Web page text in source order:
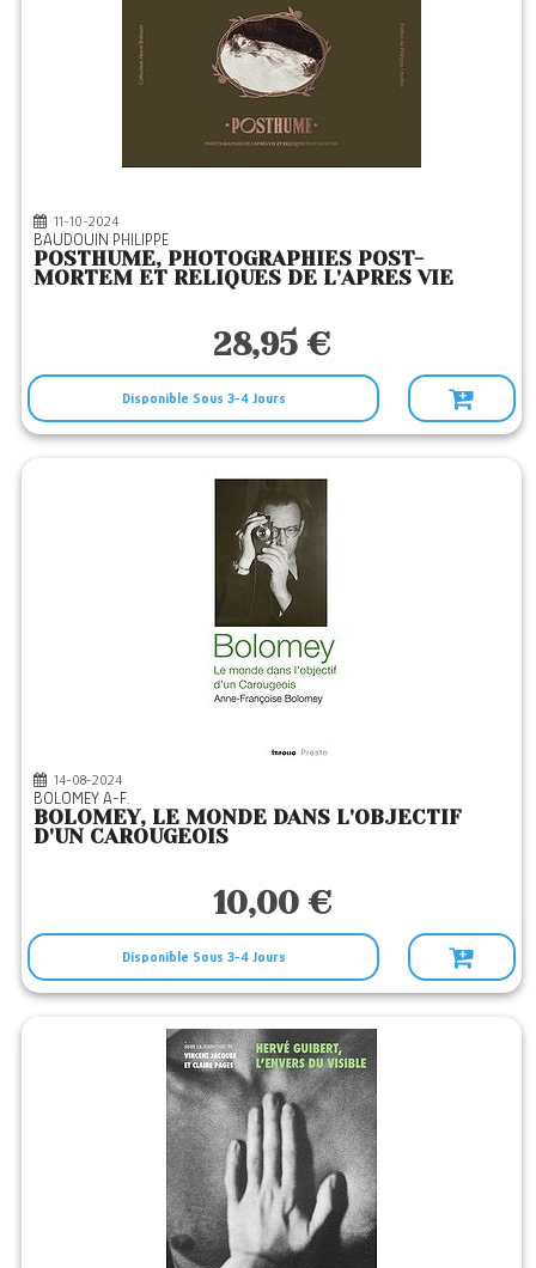
11-10-2024
BAUDOUIN PHILIPPE
POSTHUME, PHOTOGRAPHIES POST-
MORTEM ET RELIQUES DE L'APRES VIE
28,95 €
Disponible Sous 3-4 Jours
14-08-2024
BOLOMEY A-F.
BOLOMEY, LE MONDE DANS L'OBJECTIF
D'UN CAROUGEOIS
10,00 €
Disponible Sous 3-4 Jours